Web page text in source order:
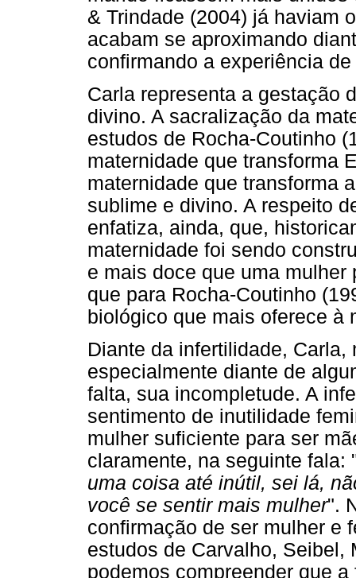
& Trindade (2004) já haviam
acabam se aproximando
confirmando a experiência de
Carla representa a gestação
divino. A sacralização da
estudos de Rocha-Coutinho
maternidade que transforma
maternidade que transforma
sublime e divino. A respeito
enfatiza, ainda, que,
maternidade foi sendo
e mais doce que uma
que para Rocha-Coutinho
biológico que mais oferece à
Diante da infertilidade,
especialmente diante de
falta, sua incompletude. A
sentimento de inutilidade
mulher suficiente para ser
claramente, na seguinte fala:
uma coisa até inútil, sei lá,
você se sentir mais mulher".
confirmação de ser mulher e
estudos de Carvalho, Seibel,
podemos compreender que